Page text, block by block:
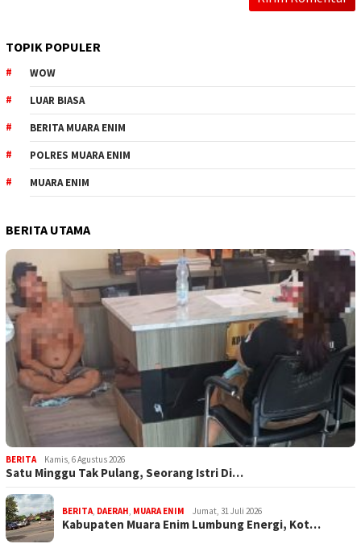
TOPIK POPULER
WOW
LUAR BIASA
BERITA MUARA ENIM
POLRES MUARA ENIM
MUARA ENIM
BERITA UTAMA
BERITA Kamis, 6 Agustus 2026
Satu Minggu Tak Pulang, Seorang Istri Di…
BERITA, DAERAH, MUARA ENIM Jumat, 31 Juli 2026
Kabupaten Muara Enim Lumbung Energi, Kot…